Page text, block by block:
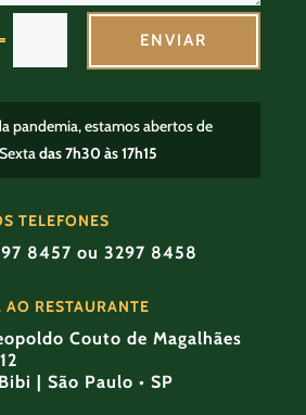
ENVIAR
pandemia, estamos abertos de
das 7h30 às 17h15
TELEFONES
8457 ou 3297 8458
AO RESTAURANTE
Couto de Magalhães
| São Paulo • SP